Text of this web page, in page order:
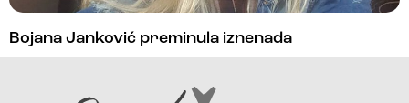
Bojana Janković preminula iznenada